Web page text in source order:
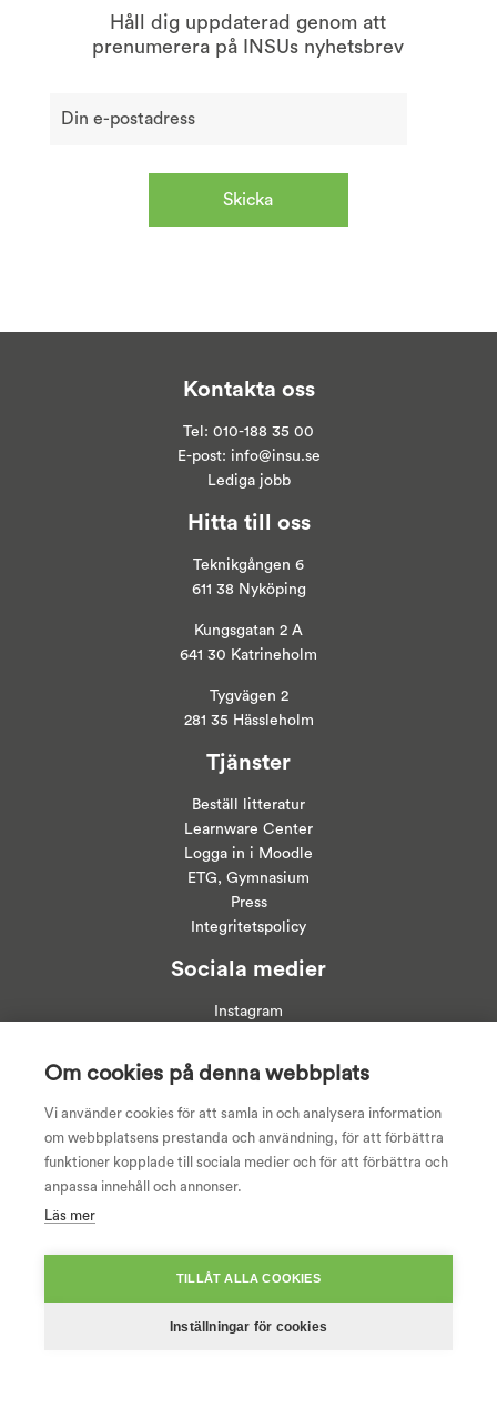
Håll dig uppdaterad genom att
prenumerera på INSUs nyhetsbrev
Kontakta oss
Tel: 010-188 35 00
E-post: info@insu.se
Lediga jobb
Hitta till oss
Teknikgången 6
611 38 Nyköping
Kungsgatan 2 A
641 30 Katrineholm
Tygvägen 2
281 35 Hässleholm
Tjänster
Beställ litteratur
Learnware Center
Logga in i Moodle
ETG, Gymnasium
Press
Integritetspolicy
Sociala medier
Instagram
Youtube
Om cookies på denna webbplats
Vi använder cookies för att samla in och analysera information
om webbplatsens prestanda och användning, för att förbättra
funktioner kopplade till sociala medier och för att förbättra och
anpassa innehåll och annonser.
Läs mer
TILLÅT ALLA COOKIES
Inställningar för cookies